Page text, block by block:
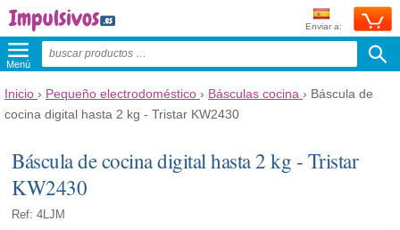
Enviar a:
Menú
Inicio › Pequeño electrodoméstico › Básculas cocina › Báscula de
cocina digital hasta 2 kg - Tristar KW2430
Báscula de cocina digital hasta 2 kg - Tristar
KW2430
Ref: 4LJM